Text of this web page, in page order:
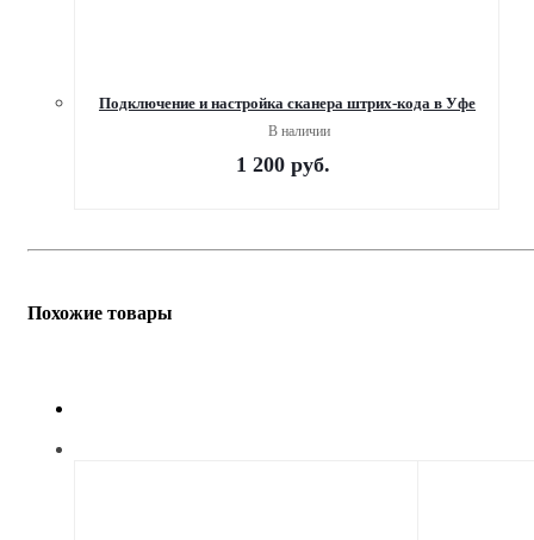
Подключение и настройка сканера штрих-кода в Уфе
В наличии
1 200 руб.
Похожие товары